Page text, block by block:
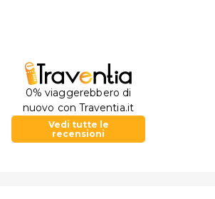
0% viaggerebbero di
nuovo con Traventia.it
Vedi tutte le
recensioni